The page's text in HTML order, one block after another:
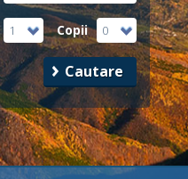
1 Copii 0